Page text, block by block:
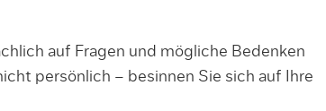
auf Fragen und mögliche Bedenken
persönlich – besinnen Sie sich auf Ihre